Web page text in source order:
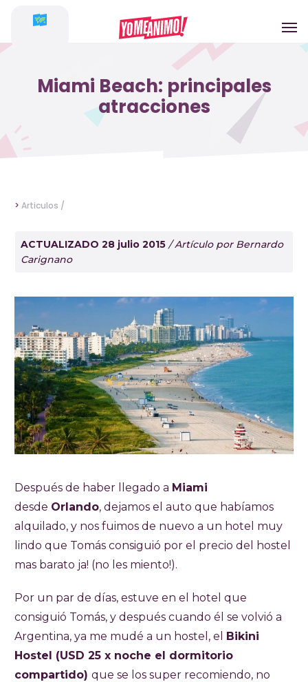
Miami Beach: principales
atracciones
> Articulos /
ACTUALIZADO 28 julio 2015 / Artículo por Bernardo
Carignano
Después de haber llegado a Miami
desde Orlando, dejamos el auto que habíamos
alquilado, y nos fuimos de nuevo a un hotel muy
lindo que Tomás consiguió por el precio del hostel
mas barato ja! (no les miento!).
Por un par de días, estuve en el hotel que
consiguió Tomás, y después cuando él se volvió a
Argentina, ya me mudé a un hostel, el Bikini
Hostel (USD 25 x noche el dormitorio
compartido) que se los super recomiendo, no